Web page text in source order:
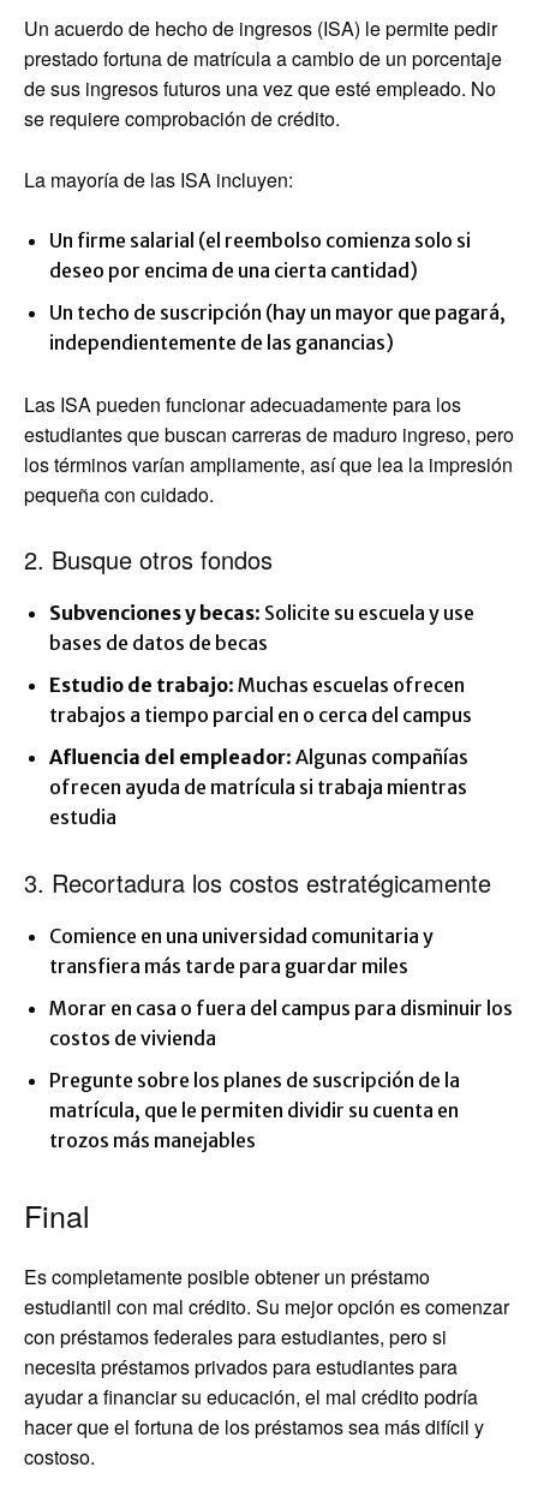
Un acuerdo de hecho de ingresos (ISA) le permite pedir
prestado fortuna de matrícula a cambio de un porcentaje
de sus ingresos futuros una vez que esté empleado. No
se requiere comprobación de crédito.
La mayoría de las ISA incluyen:
Un firme salarial (el reembolso comienza solo si
deseo por encima de una cierta cantidad)
Un techo de suscripción (hay un mayor que pagará,
independientemente de las ganancias)
Las ISA pueden funcionar adecuadamente para los
estudiantes que buscan carreras de maduro ingreso, pero
los términos varían ampliamente, así que lea la impresión
pequeña con cuidado.
2. Busque otros fondos
Subvenciones y becas: Solicite su escuela y use
bases de datos de becas
Estudio de trabajo: Muchas escuelas ofrecen
trabajos a tiempo parcial en o cerca del campus
Afluencia del empleador: Algunas compañías
ofrecen ayuda de matrícula si trabaja mientras
estudia
3. Recortadura los costos estratégicamente
Comience en una universidad comunitaria y
transfiera más tarde para guardar miles
Morar en casa o fuera del campus para disminuir los
costos de vivienda
Pregunte sobre los planes de suscripción de la
matrícula, que le permiten dividir su cuenta en
trozos más manejables
Final
Es completamente posible obtener un préstamo
estudiantil con mal crédito. Su mejor opción es comenzar
con préstamos federales para estudiantes, pero si
necesita préstamos privados para estudiantes para
ayudar a financiar su educación, el mal crédito podría
hacer que el fortuna de los préstamos sea más difícil y
costoso.